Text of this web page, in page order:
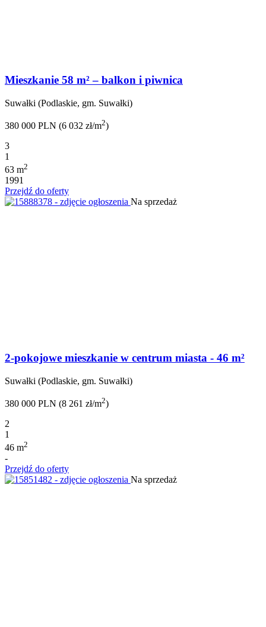
Mieszkanie 58 m² – balkon i piwnica
Suwałki (Podlaskie, gm. Suwałki)
380 000 PLN (6 032 zł/m2)
3
1
63 m2
1991
Przejdź do oferty
Na sprzedaż
2-pokojowe mieszkanie w centrum miasta - 46 m²
Suwałki (Podlaskie, gm. Suwałki)
380 000 PLN (8 261 zł/m2)
2
1
46 m2
-
Przejdź do oferty
Na sprzedaż